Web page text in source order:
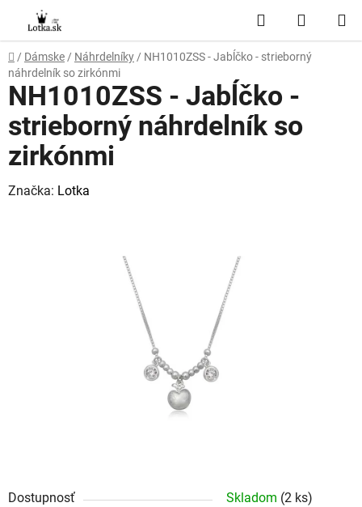
obsah
Hľadať
KOŠÍK
Domov
/ Dámske / Náhrdelníky / NH1010ZSS - Jabĺčko - strieborný
náhrdelník so zirkónmi
Dostupnosť Skladom (2 ks)
NH1010ZSS - Jabĺčko -
strieborný náhrdelník so
zirkónmi
Značka: Lotka